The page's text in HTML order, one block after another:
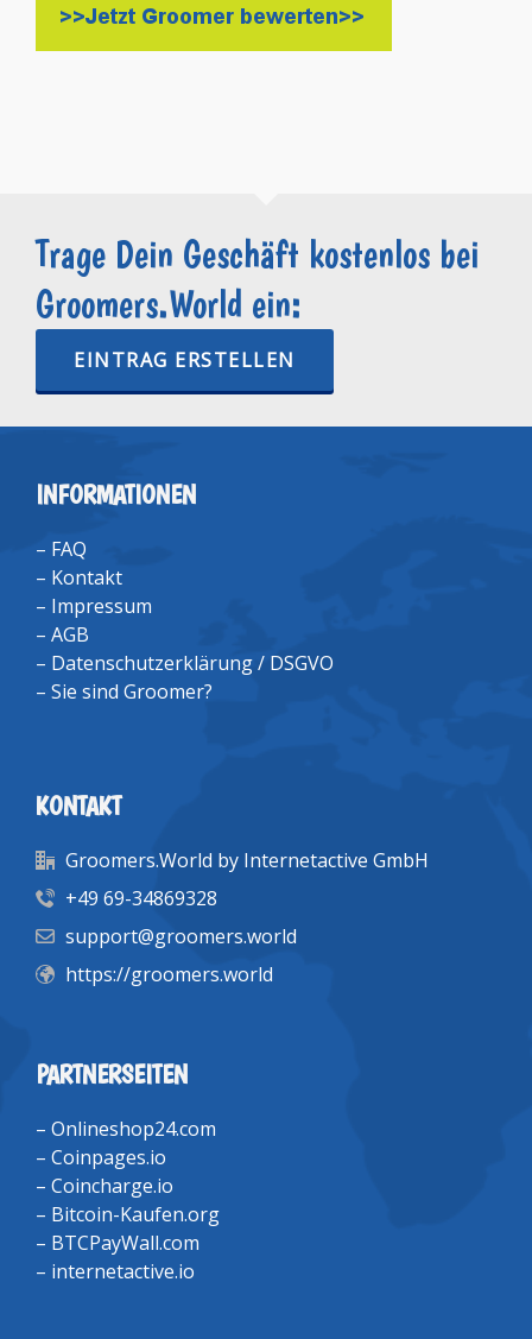
Trage Dein Geschäft kostenlos bei
Groomers.World ein:
EINTRAG ERSTELLEN
INFORMATIONEN
– FAQ
– Kontakt
– Impressum
– AGB
– Datenschutzerklärung / DSGVO
– Sie sind Groomer?
KONTAKT
Groomers.World by Internetactive GmbH
+49 69-34869328
support@groomers.world
https://groomers.world
PARTNERSEITEN
– Onlineshop24.com
– Coinpages.io
– Coincharge.io
– Bitcoin-Kaufen.org
– BTCPayWall.com
– internetactive.io